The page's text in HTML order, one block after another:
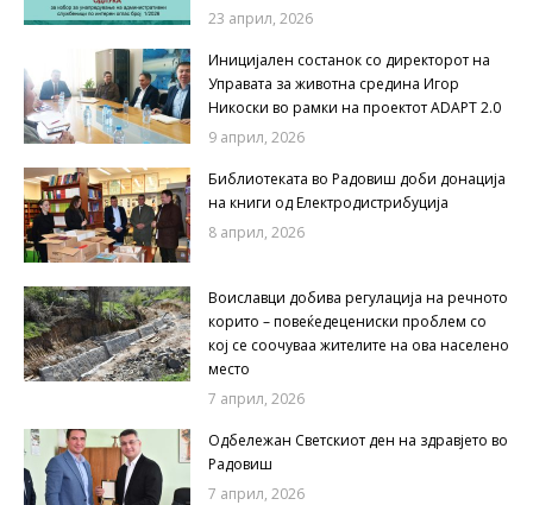
23 април, 2026
Иницијален состанок со директорот на
Управата за животна средина Игор
Никоски во рамки на проектот ADAPT 2.0
9 април, 2026
Библиотеката во Радовиш доби донација
на книги од Електродистрибуција
8 април, 2026
Воиславци добива регулација на речното
корито – повеќедецениски проблем со
кој се соочуваа жителите на ова населено
место
7 април, 2026
Одбележан Светскиот ден на здравјето во
Радовиш
7 април, 2026